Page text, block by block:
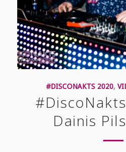
#DISCONAKTS 2020,
Dainis